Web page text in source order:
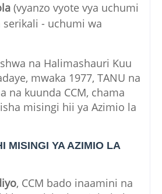
(vyanzo vyote vya uchumi
- uchumi wa
na Halimashauri Kuu
mwaka 1977, TANU na
na kuunda CCM, chama
misingi hii ya Azimio la
MISINGI YA AZIMIO LA
, CCM bado inaamini na